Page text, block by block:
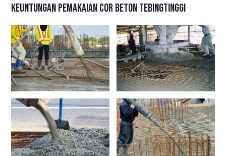
Keuntungan Pemakaian Cor Beton Tebingtinggi